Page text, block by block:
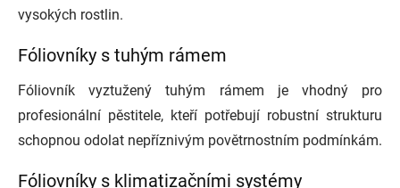
vysokých rostlin.
Fóliovníky s tuhým rámem
Fóliovník vyztužený tuhým rámem je vhodný pro
profesionální pěstitele, kteří potřebují robustní strukturu
schopnou odolat nepříznivým povětrnostním podmínkám.
Fóliovníky s klimatizačními systémy